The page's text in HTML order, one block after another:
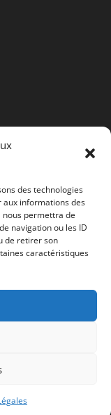
des technologies
aux informations des
nous permettra de
navigation ou les ID
de retirer son
caractéristiques
Concarneau